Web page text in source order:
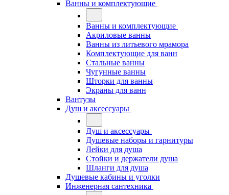
Ванны и комплектующие
Ванны и комплектующие
Акриловые ванны
Ванны из литьевого мрамора
Комплектующие для ванн
Стальные ванны
Чугунные ванны
Шторки для ванны
Экраны для ванн
Вантузы
Душ и аксессуары
Душ и аксессуары
Душевые наборы и гарнитуры
Лейки для душа
Стойки и держатели душа
Шланги для душа
Душевые кабины и уголки
Инженерная сантехника